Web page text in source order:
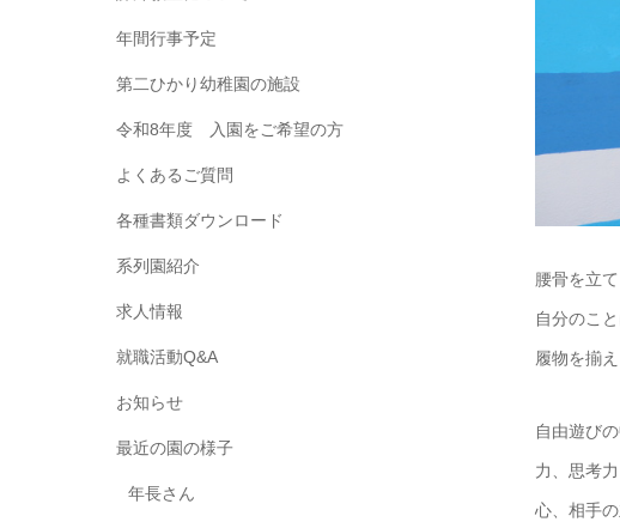
腰骨を立
自分のこ
履物を揃
自由遊び
力、思考
心、相手
年間行事予定
第二ひかり幼稚園の施設
令和8年度 入園をご希望の方
よくあるご質問
各種書類ダウンロード
系列園紹介
求人情報
就職活動Q&A
お知らせ
最近の園の様子
年長さん